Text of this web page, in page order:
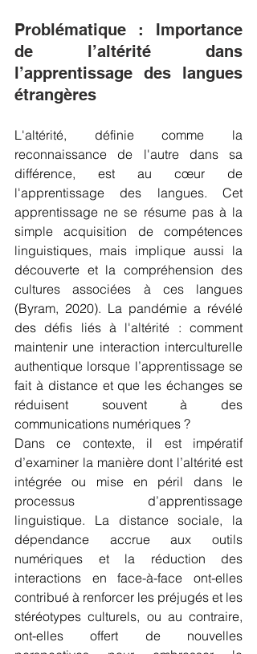
Problématique : Importance
de l’altérité dans
l’apprentissage des langues
étrangères
L'altérité, définie comme la
reconnaissance de l'autre dans sa
différence, est au cœur de
l'apprentissage des langues. Cet
apprentissage ne se résume pas à la
simple acquisition de compétences
linguistiques, mais implique aussi la
découverte et la compréhension des
cultures associées à ces langues
(Byram, 2020). La pandémie a révélé
des défis liés à l'altérité : comment
maintenir une interaction interculturelle
authentique lorsque l’apprentissage se
fait à distance et que les échanges se
réduisent souvent à des
communications numériques ?
Dans ce contexte, il est impératif
d’examiner la manière dont l’altérité est
intégrée ou mise en péril dans le
processus d’apprentissage
linguistique. La distance sociale, la
dépendance accrue aux outils
numériques et la réduction des
interactions en face-à-face ont-elles
contribué à renforcer les préjugés et les
stéréotypes culturels, ou au contraire,
ont-elles offert de nouvelles